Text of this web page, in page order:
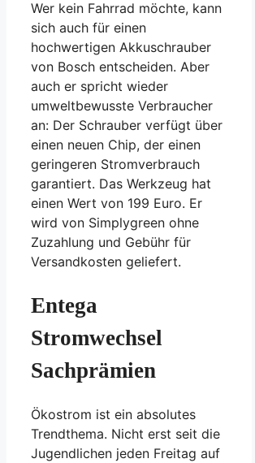
Wer kein Fahrrad möchte, kann
sich auch für einen
hochwertigen Akkuschrauber
von Bosch entscheiden. Aber
auch er spricht wieder
umweltbewusste Verbraucher
an: Der Schrauber verfügt über
einen neuen Chip, der einen
geringeren Stromverbrauch
garantiert. Das Werkzeug hat
einen Wert von 199 Euro. Er
wird von Simplygreen ohne
Zuzahlung und Gebühr für
Versandkosten geliefert.
Entega
Stromwechsel
Sachprämien
Ökostrom ist ein absolutes
Trendthema. Nicht erst seit die
Jugendlichen jeden Freitag auf